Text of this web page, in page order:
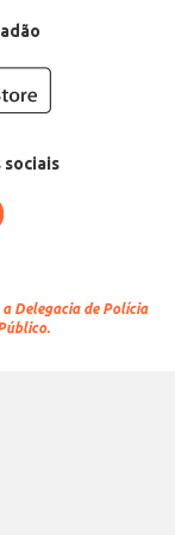
sociais
Delegacia de Polícia